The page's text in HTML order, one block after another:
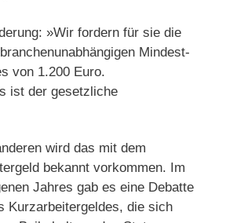
»Wir fordern für sie die
Mindest-
von 1.200 Euro.
ist der gesetzliche
wird das mit dem
bekannt vorkommen. Im
Jahres gab es eine Debatte
Kurzarbeitergeldes, die sich